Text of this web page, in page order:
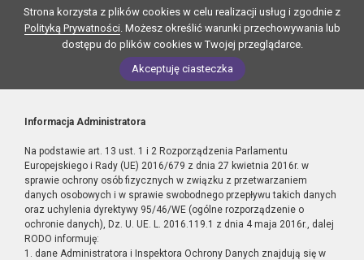
Strona korzysta z plików cookies w celu realizacji usług i zgodnie z
Polityką Prywatności. Możesz określić warunki przechowywania lub
dostępu do plików cookies w Twojej przeglądarce.
Akceptuję ciasteczka
Informacja Administratora
Na podstawie art. 13 ust. 1 i 2 Rozporządzenia Parlamentu
Europejskiego i Rady (UE) 2016/679 z dnia 27 kwietnia 2016r. w
sprawie ochrony osób fizycznych w związku z przetwarzaniem
danych osobowych i w sprawie swobodnego przepływu takich danych
oraz uchylenia dyrektywy 95/46/WE (ogólne rozporządzenie o
ochronie danych), Dz. U. UE. L. 2016.119.1 z dnia 4 maja 2016r., dalej
RODO informuję:
1. dane Administratora i Inspektora Ochrony Danych znajdują się w